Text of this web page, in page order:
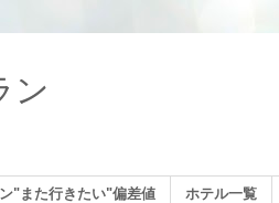
ン
"また行きたい"偏差値 ホテル一覧